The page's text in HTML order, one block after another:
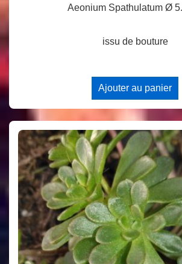
Aeonium Spathulatum Ø
issu de bouture
Ajouter au panier